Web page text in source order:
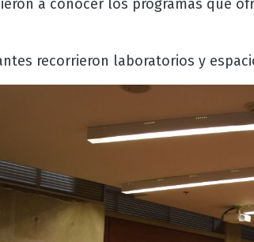
a conocer los programas que
recorrieron laboratorios y